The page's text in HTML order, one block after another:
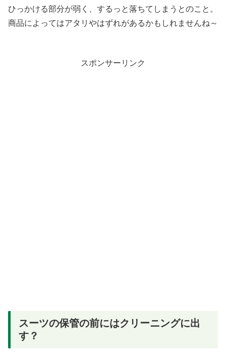
ひっかける部分が弱く、するっと落ちてしまうとのこと。
商品によってはアタリやはずれがあるかもしれませんね～
スポンサーリンク
スーツの保管の前にはクリーニングに出
す？